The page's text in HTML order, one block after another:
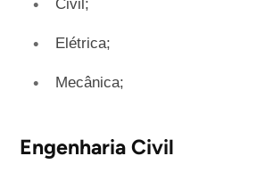
Civil;
Elétrica;
Mecânica;
Engenharia Civil